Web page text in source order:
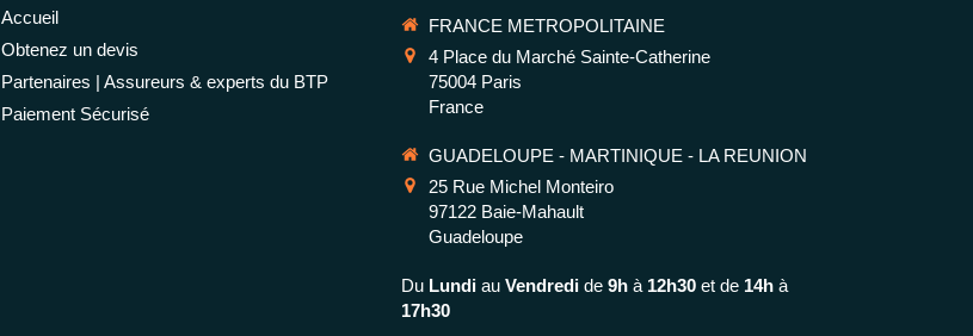
Accueil
Obtenez un devis
Partenaires | Assureurs & experts du BTP
Paiement Sécurisé
FRANCE METROPOLITAINE
4 Place du Marché Sainte-Catherine
75004 Paris
France
GUADELOUPE - MARTINIQUE - LA REUNION
25 Rue Michel Monteiro
97122 Baie-Mahault
Guadeloupe
Du Lundi auVendredi de9h à 12h30 et de 14h à
17h30